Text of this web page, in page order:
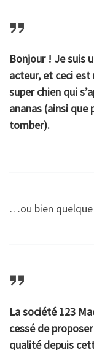
Bonjour ! Je suis
acteur, et ceci est
super chien qui
ananas (ainsi
tomber).
…ou bien
La société 123
cessé de
qualité depuis